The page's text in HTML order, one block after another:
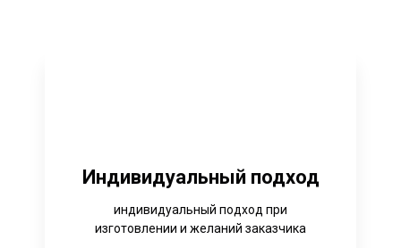
Индивидуальный подход
индивидуальный подход при
изготовлении и желаний заказчика